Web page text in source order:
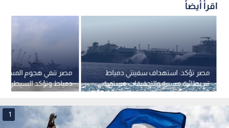
اقرأ أيضاً
مصر تنفي هجوم
دمياط وتؤكد السيطرة
سفن الغاز
مصر تؤكد: استهداف سفينتي دمياط
تم بطائرة مسيرة والتحقيقات مستمرة
1